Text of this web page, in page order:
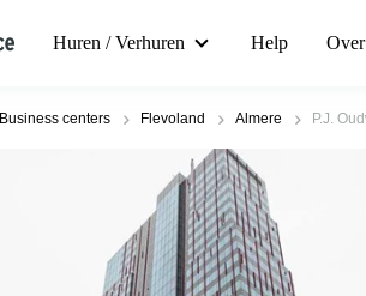
Huren / Verhuren Help
Business centers Flevoland Almere P.J.